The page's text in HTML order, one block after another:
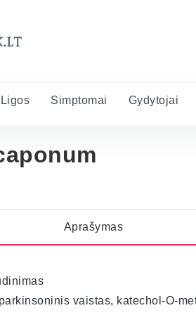
Ligos Simptomai Gydytojai
Aprašymas
vaistas, katechol-O-